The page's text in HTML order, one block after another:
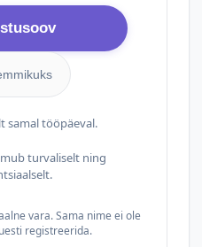
samal tööpäeval.
turvaliselt ning
vara. Sama nime ei ole
registreerida.